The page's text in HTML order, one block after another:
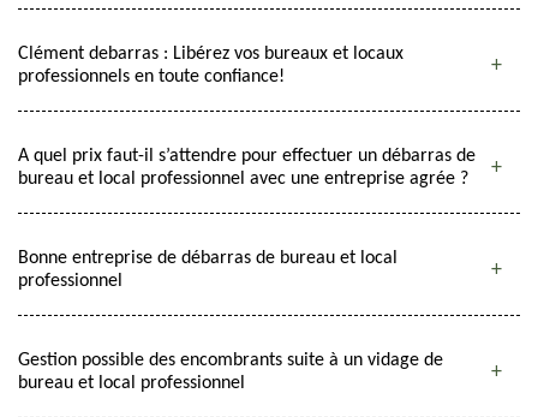
Clément debarras : Libérez vos bureaux et locaux
professionnels en toute confiance!
A quel prix faut-il s’attendre pour effectuer un débarras de
bureau et local professionnel avec une entreprise agrée ?
Bonne entreprise de débarras de bureau et local
professionnel
Gestion possible des encombrants suite à un vidage de
bureau et local professionnel